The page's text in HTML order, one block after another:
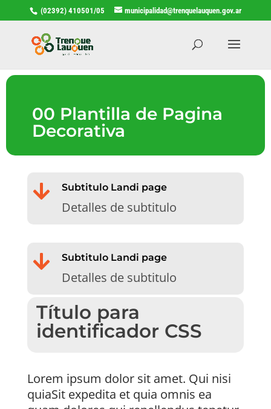
(02392) 410501/05 municipalidad@trenquelauquen.gov.ar
00 Plantilla de Pagina
Decorativa
 Subtitulo Landi page
Detalles de subtitulo
 Subtitulo Landi page
Detalles de subtitulo
Título para
identificador CSS
Lorem ipsum dolor sit amet. Qui nisi
quiaSit expedita et quia omnis ea